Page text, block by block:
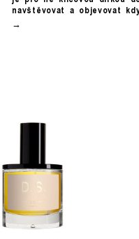
navštěvovat a objevovat